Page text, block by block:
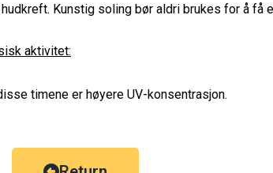
Kunstig soling bør aldri brukes for å få
aktivitet:
timene er høyere UV-konsentrasjon.